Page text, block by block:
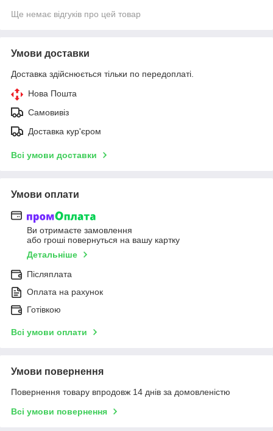
Ще немає відгуків про цей товар
Умови доставки
Доставка здійснюється тільки по передоплаті.
Нова Пошта
Самовивіз
Доставка кур'єром
Всі умови доставки
Умови оплати
Ви отримаєте замовлення
або гроші повернуться на вашу картку
Детальніше
Післяплата
Оплата на рахунок
Готівкою
Всі умови оплати
Умови повернення
Повернення товару впродовж 14 днів за домовленістю
Всі умови повернення